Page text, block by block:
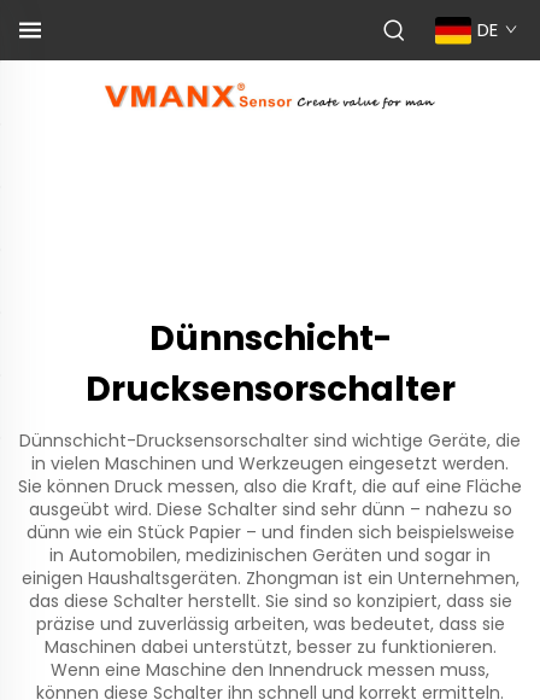
DE
Dünnschicht-
Drucksensorschalter
Dünnschicht-Drucksensorschalter sind wichtige Geräte, die
in vielen Maschinen und Werkzeugen eingesetzt werden.
Sie können Druck messen, also die Kraft, die auf eine Fläche
ausgeübt wird. Diese Schalter sind sehr dünn – nahezu so
dünn wie ein Stück Papier – und finden sich beispielsweise
in Automobilen, medizinischen Geräten und sogar in
einigen Haushaltsgeräten. Zhongman ist ein Unternehmen,
das diese Schalter herstellt. Sie sind so konzipiert, dass sie
präzise und zuverlässig arbeiten, was bedeutet, dass sie
Maschinen dabei unterstützt, besser zu funktionieren.
Wenn eine Maschine den Innendruck messen muss,
können diese Schalter ihn schnell und korrekt ermitteln.